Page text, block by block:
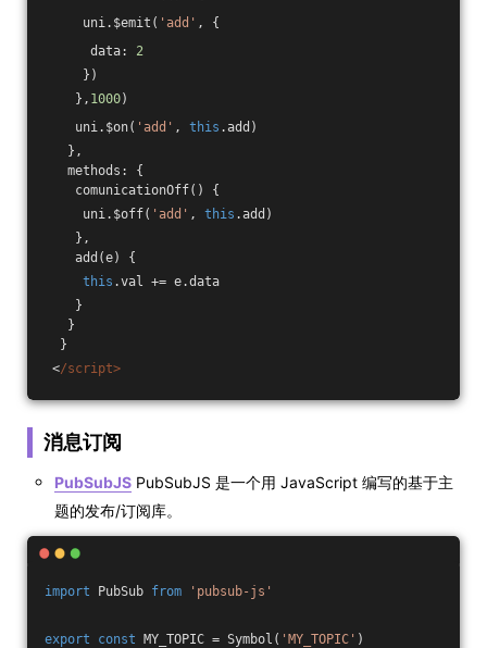
uni.$emit( 'add' , {
data: 2
})
}, 1000)
uni.$on( 'add' , this .add)
},
methods: {
comunicationOff() {
uni.$off( 'add' , this .add)
},
add(e) {
this .val += e.data
}
}
}
</script>
消息订阅
PubSubJS PubSubJS 是一个用 JavaScript 编写的基于主
题的发布/订阅库。
import PubSub from 'pubsub-js'
export const MY_TOPIC = Symbol( 'MY_TOPIC' )